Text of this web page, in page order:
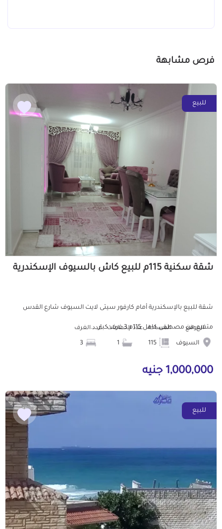
فرص مشابهة
للبيع
شقة سكنية 115م للبيع كاش بالسيوف الإسكندرية
شقة للبيع بالإسكندرية أمام كارفور سيتى لايت السيوف شارع القدس
متفرع من مصطفى كامل 115م 3 غرف كبار ...
الموقع
السيوف
المساحة عدد الحمامات عدد الغرف
1,000,000 جنيه
للبيع